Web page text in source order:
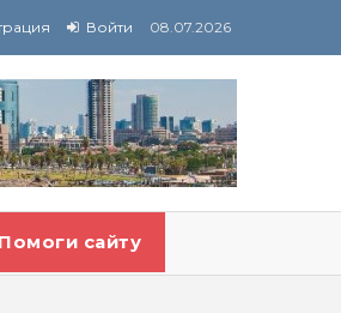
Войти 08.07.2026
Помоги сайту